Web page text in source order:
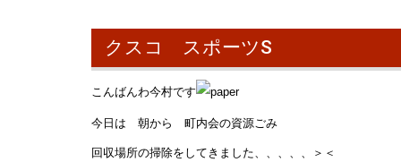
クスコ スポーツS
こんばんわ今村です
今日は 朝から 町内会の資源ごみ
回収場所の掃除をしてきました、、、、、＞＜